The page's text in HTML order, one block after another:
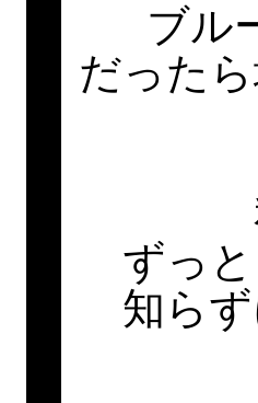
ブル
だった
ずっ
知ら